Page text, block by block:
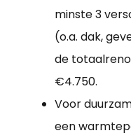
minste 3
(o.a. dak,
de
€4.750.
Voor
een